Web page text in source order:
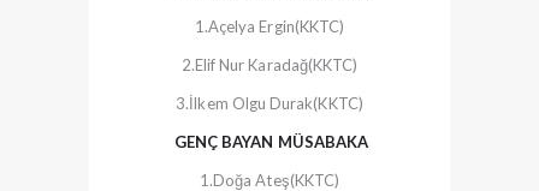
1.Açelya Ergin(KKTC)
2.Elif Nur Karadağ(KKTC)
3.İlkem Olgu Durak(KKTC)
GENÇ BAYAN MÜSABAKA
1.Doğa Ateş(KKTC)